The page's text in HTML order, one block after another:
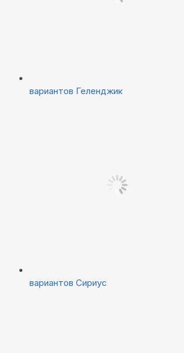
вариантов Геленджик
вариантов Сириус